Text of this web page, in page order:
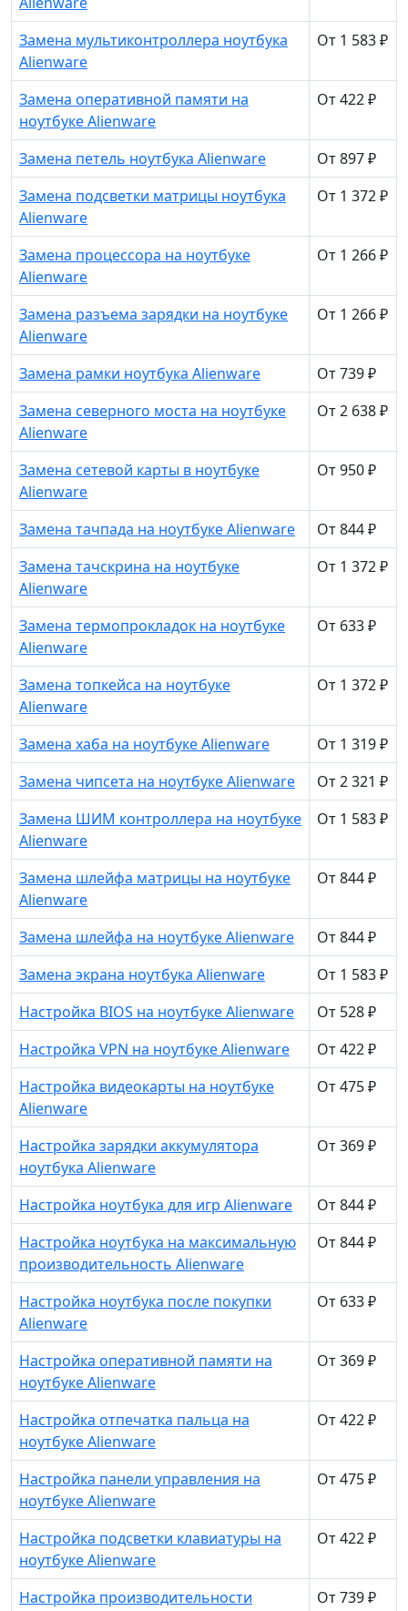
Замена мультиконтроллера ноутбука
Alienware
От 1 583 ₽
Замена оперативной памяти на
ноутбуке Alienware
От 422 ₽
Замена петель ноутбука Alienware
От 897 ₽
Замена подсветки матрицы ноутбука
Alienware
От 1 372 ₽
Замена процессора на ноутбуке
Alienware
От 1 266 ₽
Замена разъема зарядки на ноутбуке
Alienware
От 1 266 ₽
Замена рамки ноутбука Alienware
От 739 ₽
Замена северного моста на ноутбуке
Alienware
От 2 638 ₽
Замена сетевой карты в ноутбуке
Alienware
От 950 ₽
Замена тачпада на ноутбуке Alienware
От 844 ₽
Замена тачскрина на ноутбуке
Alienware
От 1 372 ₽
Замена термопрокладок на ноутбуке
Alienware
От 633 ₽
Замена топкейса на ноутбуке
Alienware
От 1 372 ₽
Замена хаба на ноутбуке Alienware
От 1 319 ₽
Замена чипсета на ноутбуке Alienware
От 2 321 ₽
Замена ШИМ контроллера на ноутбуке
Alienware
От 1 583 ₽
Замена шлейфа матрицы на ноутбуке
Alienware
От 844 ₽
Замена шлейфа на ноутбуке Alienware
От 844 ₽
Замена экрана ноутбука Alienware
От 1 583 ₽
Настройка BIOS на ноутбуке Alienware
От 528 ₽
Настройка VPN на ноутбуке Alienware
От 422 ₽
Настройка видеокарты на ноутбуке
Alienware
От 475 ₽
Настройка зарядки аккумулятора
ноутбука Alienware
От 369 ₽
Настройка ноутбука для игр Alienware
От 844 ₽
Настройка ноутбука на максимальную
производительность Alienware
От 844 ₽
Настройка ноутбука после покупки
Alienware
От 633 ₽
Настройка оперативной памяти на
ноутбуке Alienware
От 369 ₽
Настройка отпечатка пальца на
ноутбуке Alienware
От 422 ₽
Настройка панели управления на
ноутбуке Alienware
От 475 ₽
Настройка подсветки клавиатуры на
ноутбуке Alienware
От 422 ₽
Настройка производительности
От 739 ₽